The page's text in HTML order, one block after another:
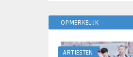
OPMERKELIJK
ARTIESTEN